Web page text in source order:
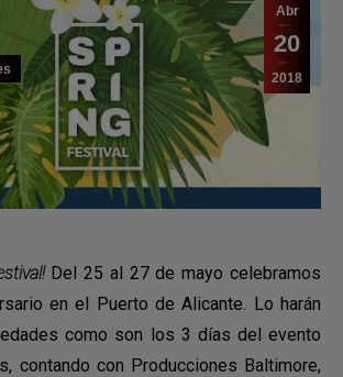
Abr
20
2018
Del 25 al 27 de mayo celebramos
en el Puerto de Alicante. Lo harán
como son los 3 días del evento
contando con Producciones Baltimore,